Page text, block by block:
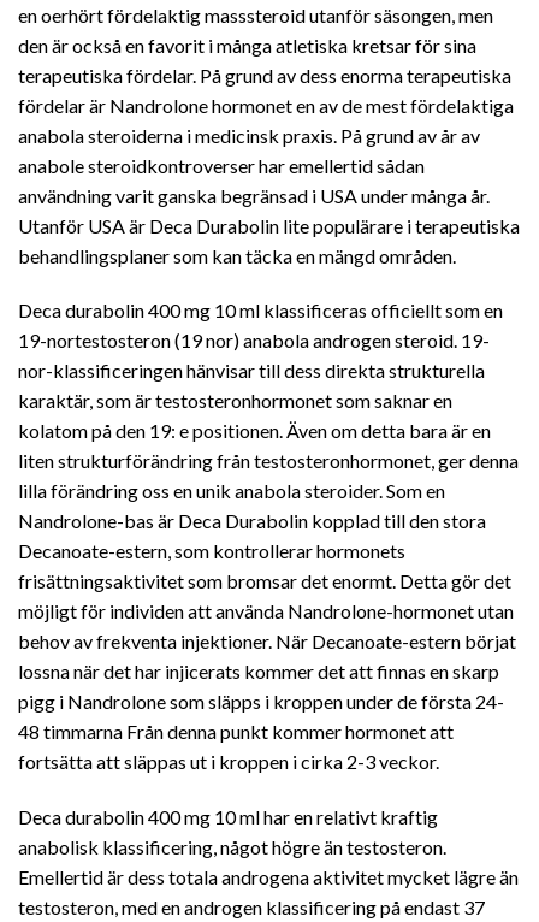
en oerhört fördelaktig masssteroid utanför säsongen, men
den är också en favorit i många atletiska kretsar för sina
terapeutiska fördelar. På grund av dess enorma terapeutiska
fördelar är Nandrolone hormonet en av de mest fördelaktiga
anabola steroiderna i medicinsk praxis. På grund av år av
anabole steroidkontroverser har emellertid sådan
användning varit ganska begränsad i USA under många år.
Utanför USA är Deca Durabolin lite populärare i terapeutiska
behandlingsplaner som kan täcka en mängd områden.
Deca durabolin 400 mg 10 ml klassificeras officiellt som en
19-nortestosteron (19 nor) anabola androgen steroid. 19-
nor-klassificeringen hänvisar till dess direkta strukturella
karaktär, som är testosteronhormonet som saknar en
kolatom på den 19: e positionen. Även om detta bara är en
liten strukturförändring från testosteronhormonet, ger denna
lilla förändring oss en unik anabola steroider. Som en
Nandrolone-bas är Deca Durabolin kopplad till den stora
Decanoate-estern, som kontrollerar hormonets
frisättningsaktivitet som bromsar det enormt. Detta gör det
möjligt för individen att använda Nandrolone-hormonet utan
behov av frekventa injektioner. När Decanoate-estern börjat
lossna när det har injicerats kommer det att finnas en skarp
pigg i Nandrolone som släpps i kroppen under de första 24-
48 timmarna Från denna punkt kommer hormonet att
fortsätta att släppas ut i kroppen i cirka 2-3 veckor.
Deca durabolin 400 mg 10 ml har en relativt kraftig
anabolisk klassificering, något högre än testosteron.
Emellertid är dess totala androgena aktivitet mycket lägre än
testosteron, med en androgen klassificering på endast 37